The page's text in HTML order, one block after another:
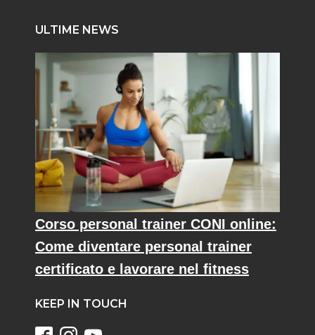
ULTIME NEWS
Corso personal trainer CONI online:
Come diventare personal trainer
certificato e lavorare nel fitness
KEEP IN TOUCH